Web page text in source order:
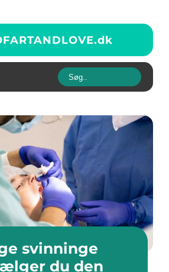
dk
svinninge
du den